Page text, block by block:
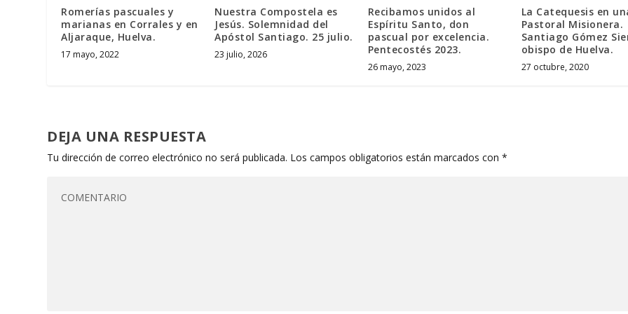
Romerías pascuales y
marianas en Corrales y en
Aljaraque, Huelva.
17 mayo, 2022
Nuestra Compostela es
Jesús. Solemnidad del
Apóstol Santiago. 25 julio.
23 julio, 2026
Recibamos unidos al
Espíritu Santo, don
pascual por excelencia.
Pentecostés 2023.
26 mayo, 2023
La Catequesis en
Pastoral Misionera.
Santiago Gómez
obispo de Huelva.
27 octubre, 2020
DEJA UNA RESPUESTA
Tu dirección de correo electrónico no será publicada. Los campos obligatorios están marcados con*